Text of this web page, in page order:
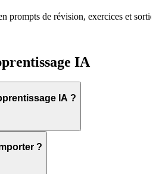
prompts de révision, exercices et
IA
IA ?
?